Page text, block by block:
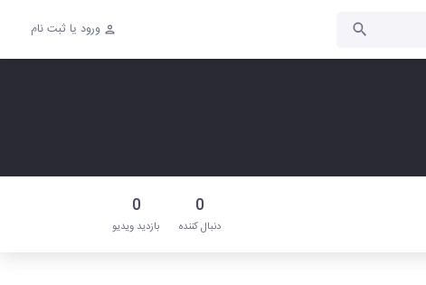
ورود یا ثبت نام
0
دنبال‌ کننده
0
بازدید ویدیو